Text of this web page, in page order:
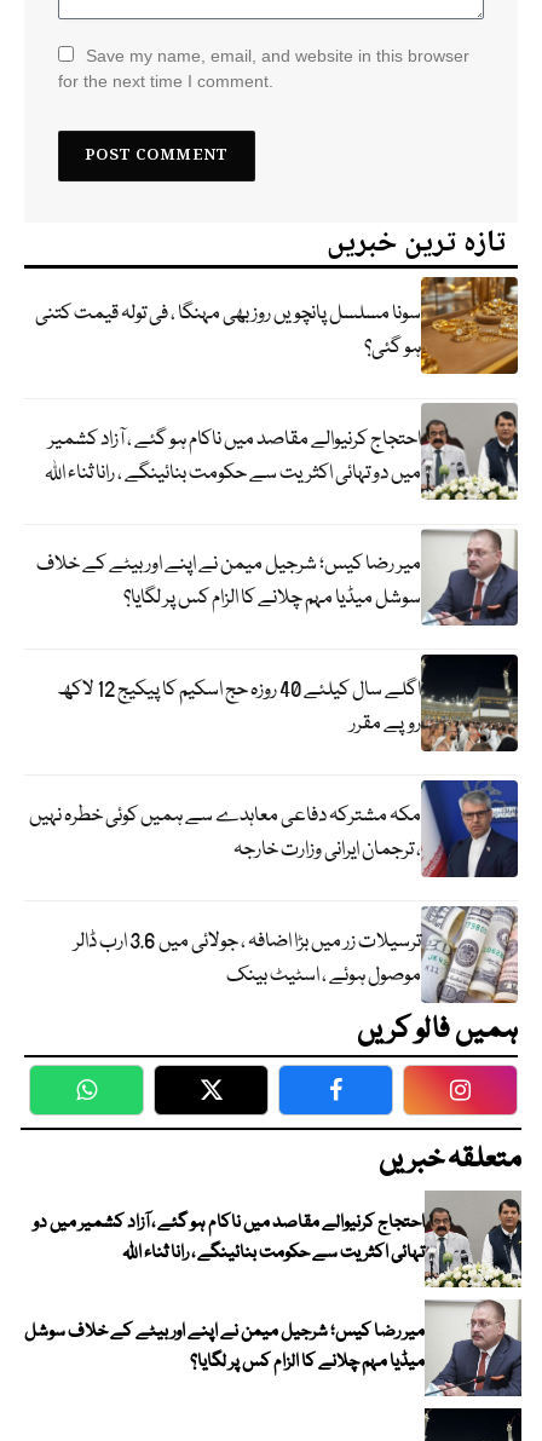
Save my name, email, and website in this browser
for the next time I comment.
تازہ ترین خبریں
سونا مسلسل پانچویں روز بھی مہنگا ، فی تولہ قیمت کتنی
ہو گئی؟
احتجاج کرنیوالے مقاصد میں ناکام ہو گئے ، آزاد کشمیر
میں دو تہائی اکثریت سے حکومت بنائینگے ، رانا ثناء اللہ
میر رضا کیس؛ شرجیل میمن نے اپنے اور بیٹے کے خلاف
سوشل میڈیا مہم چلانے کا الزام کس پر لگایا؟
اگلے سال کیلئے 40 روزہ حج اسکیم کا پیکیج 12 لاکھ
روپے مقرر
مکہ مشترکہ دفاعی معاہدے سے ہمیں کوئی خطرہ نہیں
، ترجمان ایرانی وزارت خارجہ
ترسیلات زر میں بڑا اضافہ ، جولائی میں 3.6 ارب ڈالر
موصول ہوئے ، اسٹیٹ بینک
ہمیں فالو کریں
WhatsApp Twitter Facebook
متعلقہ خبریں
احتجاج کرنیوالے مقاصد میں ناکام ہو گئے ، آزاد کشمیر میں دو
تہائی اکثریت سے حکومت بنائینگے ، رانا ثناء اللہ
میر رضا کیس؛ شرجیل میمن نے اپنے اور بیٹے کے خلاف سوشل
میڈیا مہم چلانے کا الزام کس پر لگایا؟